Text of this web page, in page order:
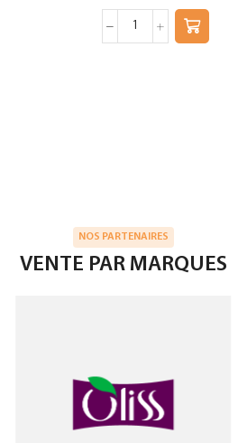
NOS PARTENAIRES
VENTE PAR MARQUES